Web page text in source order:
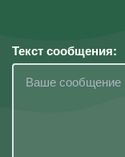
Текст сообщения: